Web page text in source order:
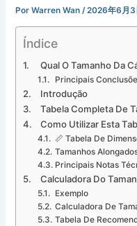
PorWarren Wan/2026年6月3
Índice
Qual O Tamanho Da
Principais
Introdução
Tabela Completa De
Como Utilizar Esta
📏 Tabela De
Tamanhos
Principais Notas
Calculadora Do
Exemplo
Calculadora De
Tabela De